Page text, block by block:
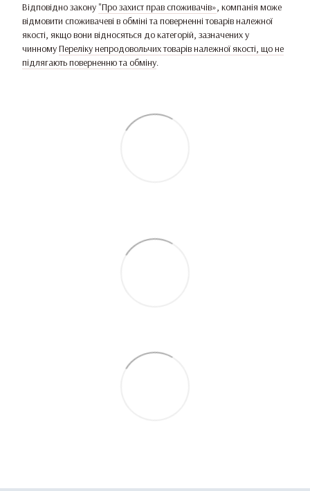
Відповідно закону "Про захист прав споживачів», компанія може
відмовити споживачеві в обміні та поверненні товарів належної
якості, якщо вони відносяться до категорій, зазначених у
чинномуПереліку непродовольчих товарів належної якості, що не
підлягають поверненню та обміну.